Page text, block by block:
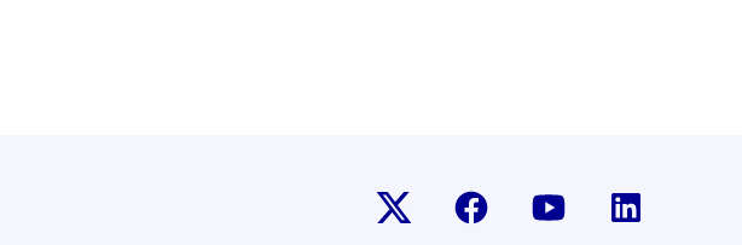
Twitter-x facebook youtube